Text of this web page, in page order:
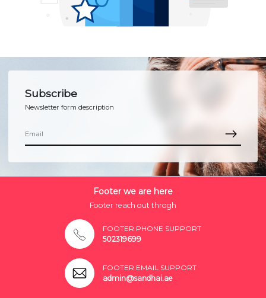
Subscribe
Newsletter form description
Footer we are here
Footer reach out throgh
FOOTER PHONE SUPPORT
502319699
FOOTER EMAIL SUPPORT
admin@sandhai.ae